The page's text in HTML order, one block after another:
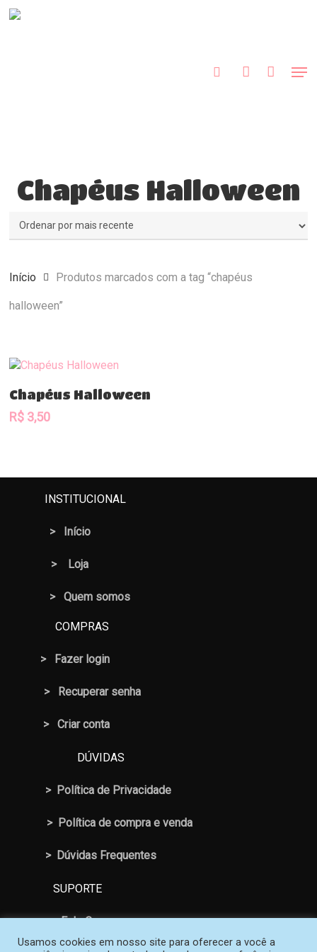
Skip
Chapéus Halloween
Início Produtos marcados com a tag “chapéus
halloween”
Comprar
Chapéus Halloween
R$ 3,50
INSTITUCIONAL
> Início
> Loja
> Quem somos
COMPRAS
> Fazer login
> Recuperar senha
> Criar conta
DÚVIDAS
> Política de Privacidade
> Política de compra e venda
> Dúvidas Frequentes
SUPORTE
> Fale Conosco
Usamos cookies em nosso site para oferecer a você a